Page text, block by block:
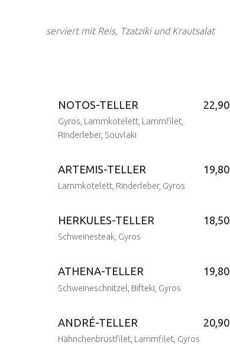
serviert mit Reis, Tzatziki und Krautsalat
NOTOS-TELLER 22,90
Gyros, Lammkotelett, Lammfilet,
Rinderleber, Souvlaki
Posted on:
10 Feb. 2017
Written by:
ARTEMIS-TELLER 19,80
Lammkotelett, Rinderleber, Gyros
Posted on:
10 Feb. 2017
Written by:
HERKULES-TELLER 18,50
Schweinesteak, Gyros
Posted on:
10 Feb. 2017
Written by:
ATHENA-TELLER 19,80
Schweineschnitzel, Bifteki, Gyros
Posted on:
10 Feb. 2017
Written by:
ANDRÉ-TELLER 20,90
Hähnchenbrustfilet, Lammfilet, Gyros